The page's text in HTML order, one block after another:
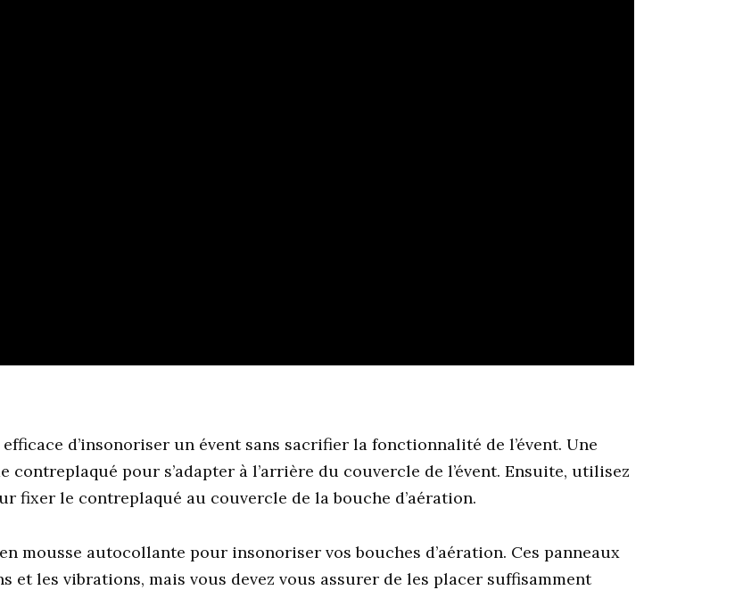
d’insonoriser un évent sans sacrifier la fonctionnalité de l’évent. Une
pour s’adapter à l’arrière du couvercle de l’évent. Ensuite, utilisez
fixer le contreplaqué au couvercle de la bouche d’aération.
mousse autocollante pour insonoriser vos bouches d’aération. Ces panneaux
et les vibrations, mais vous devez vous assurer de les placer suffisamment